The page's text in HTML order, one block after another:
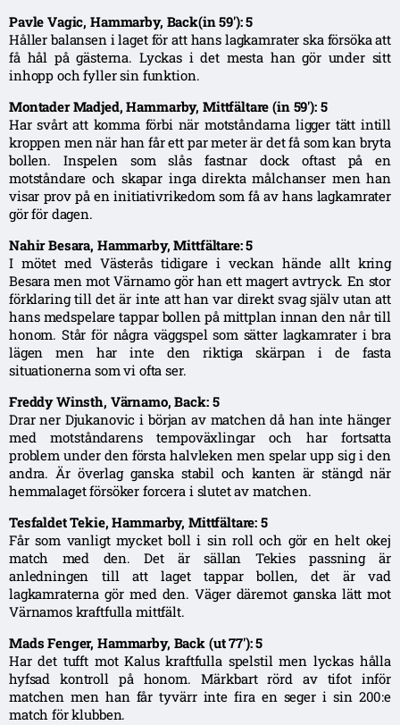
Pavle Vagic, Hammarby, Back(in 59′): 5
Håller balansen i laget för att hans lagkamrater ska försöka att
få hål på gästerna. Lyckas i det mesta han gör under sitt
inhopp och fyller sin funktion.
Montader Madjed, Hammarby, Mittfältare (in 59′): 5
Har svårt att komma förbi när motståndarna ligger tätt intill
kroppen men när han får ett par meter är det få som kan bryta
bollen. Inspelen som slås fastnar dock oftast på en
motståndare och skapar inga direkta målchanser men han
visar prov på en initiativrikedom som få av hans lagkamrater
gör för dagen.
Nahir Besara, Hammarby, Mittfältare: 5
I mötet med Västerås tidigare i veckan hände allt kring
Besara men mot Värnamo gör han ett magert avtryck. En stor
förklaring till det är inte att han var direkt svag själv utan att
hans medspelare tappar bollen på mittplan innan den når till
honom. Står för några väggspel som sätter lagkamrater i bra
lägen men har inte den riktiga skärpan i de fasta
situationerna som vi ofta ser.
Freddy Winsth, Värnamo, Back: 5
Drar ner Djukanovic i början av matchen då han inte hänger
med motståndarens tempoväxlingar och har fortsatta
problem under den första halvleken men spelar upp sig i den
andra. Är överlag ganska stabil och kanten är stängd när
hemmalaget försöker forcera i slutet av matchen.
Tesfaldet Tekie, Hammarby, Mittfältare: 5
Får som vanligt mycket boll i sin roll och gör en helt okej
match med den. Det är sällan Tekies passning är
anledningen till att laget tappar bollen, det är vad
lagkamraterna gör med den. Väger däremot ganska lätt mot
Värnamos kraftfulla mittfält.
Mads Fenger, Hammarby, Back (ut 77′): 5
Har det tufft mot Kalus kraftfulla spelstil men lyckas hålla
hyfsad kontroll på honom. Märkbart rörd av tifot inför
matchen men han får tyvärr inte fira en seger i sin 200:e
match för klubben.